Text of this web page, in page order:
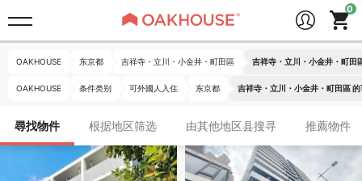
OAKHOUSE 东京都 吉祥寺・立川・小金井・町田區 吉祥寺・立川・小金井・町田
OAKHOUSE 条件类别 可外國人入住 东京都 吉祥寺・立川・小金井・町田區
尋找物件 根据地区筛选 由其他地区县搜寻 推薦物件